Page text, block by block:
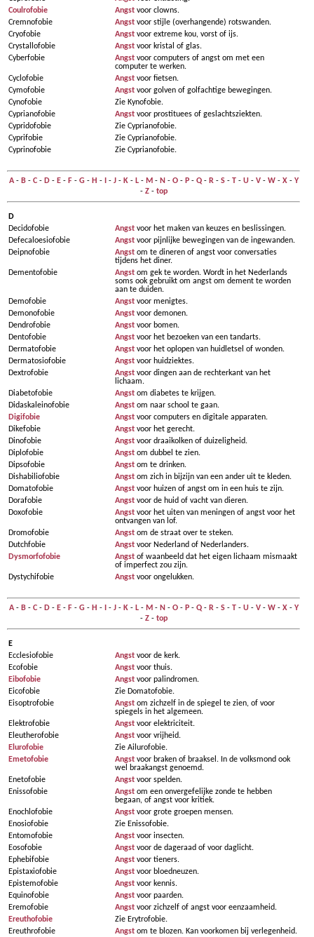
Coulrofobie
Angst voor clowns.
Cremnofobie
Angst voor stijle (overhangende) rotswanden.
Cryofobie
Angst voor extreme kou, vorst of ijs.
Crystallofobie
Angst voor kristal of glas.
Cyberfobie
Angst voor computers of angst om met een
computer te werken.
Cyclofobie
Angst voor fietsen.
Cymofobie
Angst voor golven of golfachtige bewegingen.
Cynofobie
Zie Kynofobie.
Cyprianofobie
Angst voor prostituees of geslachtsziekten.
Cypridofobie
Zie Cyprianofobie.
Cyprifobie
Zie Cyprianofobie.
Cyprinofobie
Zie Cyprianofobie.
A- B- C- D- E- F - G- H - - J- K- L- M - N - O- P- Q- R- S- T- U- V- W- X- Y
- Z- top
D
Decidofobie
Angst voor het maken van keuzes en beslissingen.
Defecaloesiofobie
Angst voor pijnlijke bewegingen van de ingewanden.
Deipnofobie
Angst om te dineren of angst voor conversaties
tijdens het diner.
Dementofobie
Angst om gek te worden. Wordt in het Nederlands
soms ook gebruikt om angst om dement te worden
aan te duiden.
Demofobie
Angst voor menigtes.
Demonofobie
Angst voor demonen.
Dendrofobie
Angst voor bomen.
Dentofobie
Angst voor het bezoeken van een tandarts.
Dermatofobie
Angst voor het oplopen van huidletsel of wonden.
Dermatosiofobie
Angst voor huidziektes.
Dextrofobie
Angst voor dingen aan de rechterkant van het
lichaam.
Diabetofobie
Angst om diabetes te krijgen.
Didaskaleinofobie
Angst om naar school te gaan.
Digifobie
Angst voor computers en digitale apparaten.
Dikefobie
Angst voor het gerecht.
Dinofobie
Angst voor draaikolken of duizeligheid.
Diplofobie
Angst om dubbel te zien.
Dipsofobie
Angst om te drinken.
Dishabiliofobie
Angst om zich in bijzijn van een ander uit te kleden.
Domatofobie
Angst voor huizen of angst om in een huis te zijn.
Dorafobie
Angst voor de huid of vacht van dieren.
Doxofobie
Angst voor het uiten van meningen of angst voor het
ontvangen van lof.
Dromofobie
Angst om de straat over te steken.
Dutchfobie
Angst voor Nederland of Nederlanders.
Dysmorfofobie
Angst of waanbeeld dat het eigen lichaam mismaakt
of imperfect zou zijn.
Dystychifobie
Angst voor ongelukken.
A- B- C- D- E- F - G- H - - J- K- L- M - N - O- P- Q- R- S- T- U- V- W- X- Y
- Z- top
E
Ecclesiofobie
Angst voor de kerk.
Ecofobie
Angst voor thuis.
Eibofobie
Angst voor palindromen.
Eicofobie
Zie Domatofobie.
Eisoptrofobie
Angst om zichzelf in de spiegel te zien, of voor
spiegels in het algemeen.
Elektrofobie
Angst voor elektriciteit.
Eleutherofobie
Angst voor vrijheid.
Elurofobie
Zie Ailurofobie.
Emetofobie
Angst voor braken of braaksel. In de volksmond ook
wel braakangst genoemd.
Enetofobie
Angst voor spelden.
Enissofobie
Angst om een onvergefelijke zonde te hebben
begaan, of angst voor kritiek.
Enochlofobie
Angst voor grote groepen mensen.
Enosiofobie
Zie Enissofobie.
Entomofobie
Angst voor insecten.
Eosofobie
Angst voor de dageraad of voor daglicht.
Ephebifobie
Angst voor tieners.
Epistaxiofobie
Angst voor bloedneuzen.
Epistemofobie
Angst voor kennis.
Equinofobie
Angst voor paarden.
Eremofobie
Angst voor zichzelf of angst voor eenzaamheid.
Ereuthofobie
Zie Erytrofobie.
Ereuthrofobie
Angst om te blozen. Kan voorkomen bij verlegenheid.